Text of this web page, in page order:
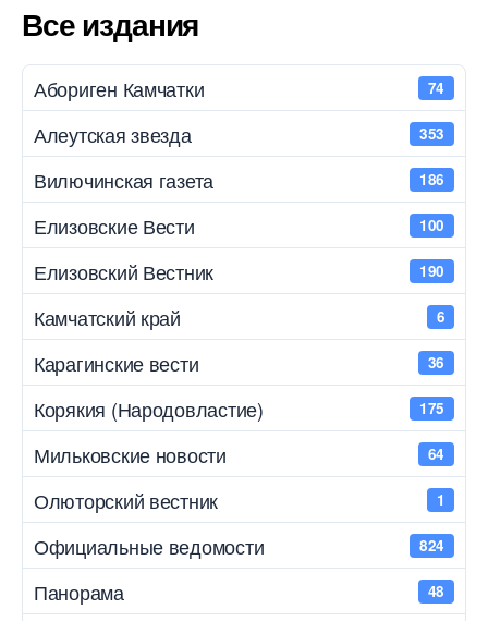
Все издания
Абориген Камчатки 74
Алеутская звезда 353
Вилючинская газета 186
Елизовские Вести 100
Елизовский Вестник 190
Камчатский край 6
Карагинские вести 36
Корякия (Народовластие) 175
Мильковские новости 64
Олюторский вестник 1
Официальные ведомости 824
Панорама 48